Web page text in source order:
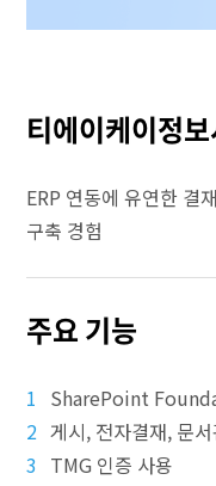
티에이케이정
ERP 연동에 유연한 결
구축 경험
주요 기능
1 SharePoint
2 게시, 전자결재, 문
3 TMG 인증 사용